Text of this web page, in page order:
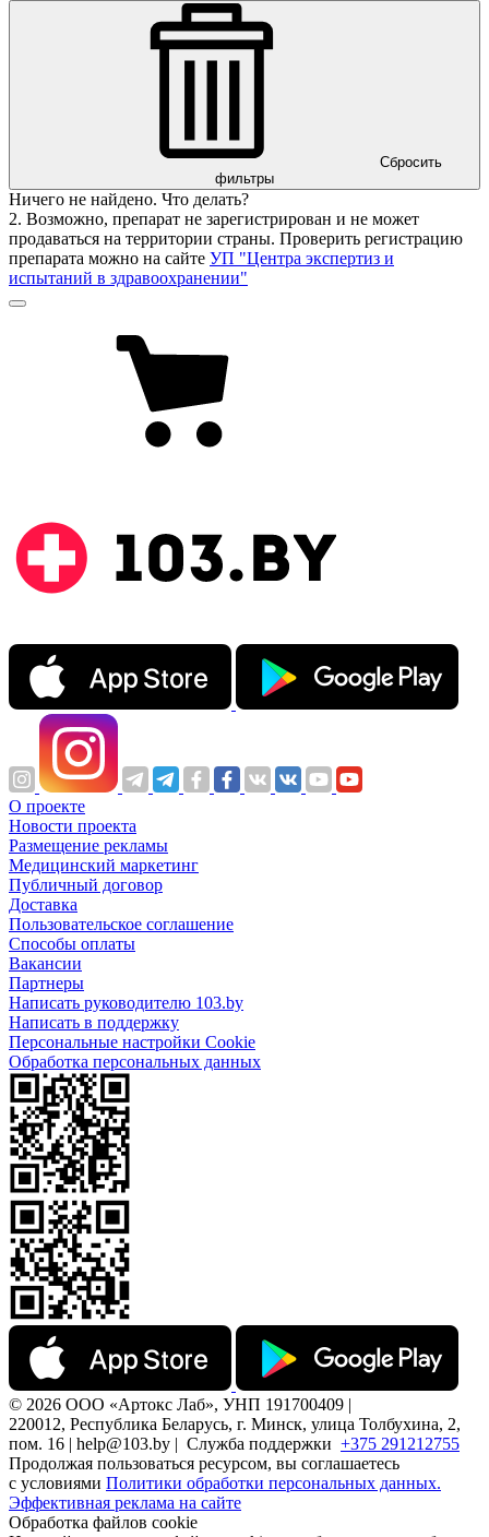
Сбросить
фильтры
Ничего не найдено. Что делать?
2. Возможно, препарат не зарегистрирован и не может
продаваться на территории страны. Проверить регистрацию
препарата можно на сайте УП "Центра экспертиз и
испытаний в здравоохранении"
О проекте
Новости проекта
Размещение рекламы
Медицинский маркетинг
Публичный договор
Доставка
Пользовательское соглашение
Способы оплаты
Вакансии
Партнеры
Написать руководителю 103.by
Написать в поддержку
Персональные настройки Cookie
Обработка персональных данных
© 2026 ООО «Артокс Лаб», УНП 191700409 |
220012, Республика Беларусь, г. Минск, улица Толбухина, 2,
пом. 16 | help@103.by | Служба поддержки +375 291212755
Продолжая пользоваться ресурсом, вы соглашаетесь
с условиями Политики обработки персональных данных.
Эффективная реклама на сайте
Обработка файлов cookie